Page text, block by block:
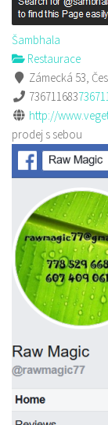
Šambhala
Restaurace
Zámecká 53,
736711683
http://
prodej s sebou